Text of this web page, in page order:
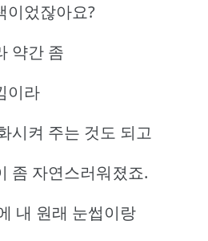
이었잖아요?
약간 좀
이라
시켜 주는 것도 되고
좀 자연스러워졌죠.
내 원래 눈썹이랑